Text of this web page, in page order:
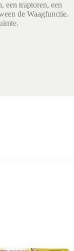
een traptoren, een
de Waagfunctie.